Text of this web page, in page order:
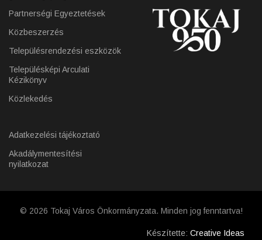
Partnerségi Egyeztetések
Közbeszerzés
Településrendezési eszközök
Településképi Arculati
Kézikönyv
Közlekedés
Adatkezelési tájékoztató
Akadálymentesítési
nyilatkozat
© 2026 Tokaj Város Önkormányzata. Minden jog fenntartva!
Készítette: Creative Ideas